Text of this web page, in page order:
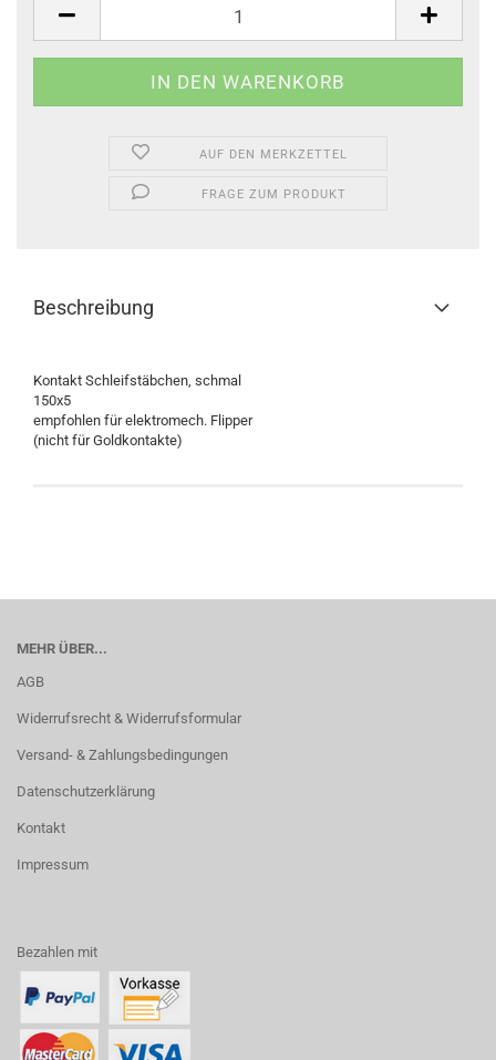
AUF DEN MERKZETTEL
FRAGE ZUM PRODUKT
Beschreibung
Kontakt Schleifstäbchen, schmal
150x5
empfohlen für elektromech. Flipper
(nicht für Goldkontakte)
MEHR ÜBER...
AGB
Widerrufsrecht & Widerrufsformular
Versand- & Zahlungsbedingungen
Datenschutzerklärung
Kontakt
Impressum
Bezahlen mit